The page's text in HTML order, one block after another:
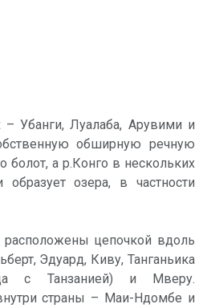
Убанги, Луалаба, Арувими и
обширную речную
болот, а р.Конго в нескольких
образует озера, в частности
цепочкой вдоль
Эдуард, Киву, Танганьика
с Танзанией) и Мверу.
страны – Маи-Ндомбе и